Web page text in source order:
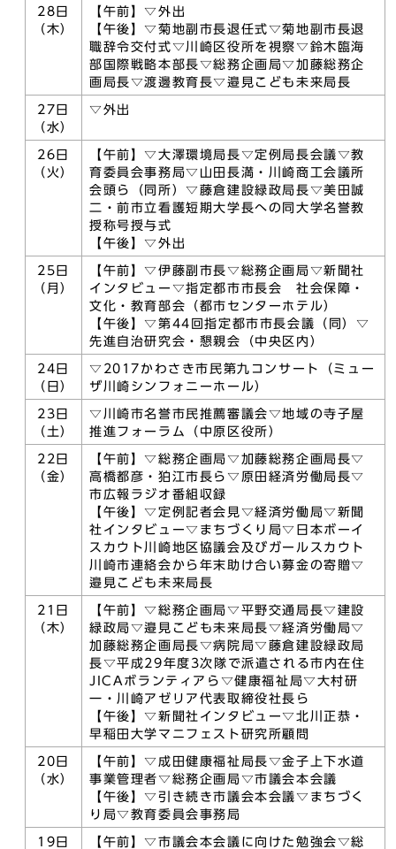
28日
（木）
【午前】▽外出
【午後】▽菊地副市長退任式▽菊地副市長退
職辞令交付式▽川崎区役所を視察▽鈴木臨海
部国際戦略本部長▽総務企画局▽加藤総務企
画局長▽渡邊教育長▽邉見こども未来局長
27日
（水）
▽外出
26日
（火）
【午前】▽大澤環境局長▽定例局長会議▽教
育委員会事務局▽山田長満・川崎商工会議所
会頭ら（同所）▽藤倉建設緑政局長▽美田誠
二・前市立看護短期大学長への同大学名誉教
授称号授与式
【午後】▽外出
25日
（月）
【午前】▽伊藤副市長▽総務企画局▽新聞社
インタビュー▽指定都市市長会 社会保障・
文化・教育部会（都市センターホテル）
【午後】▽第44回指定都市市長会議（同）▽
先進自治研究会・懇親会（中央区内）
24日
（日）
▽2017かわさき市民第九コンサート（ミュー
ザ川崎シンフォニーホール）
23日
（土）
▽川崎市名誉市民推薦審議会▽地域の寺子屋
推進フォーラム（中原区役所）
22日
（金）
【午前】▽総務企画局▽加藤総務企画局長▽
高橋都彦・狛江市長ら▽原田経済労働局長▽
市広報ラジオ番組収録
【午後】▽定例記者会見▽経済労働局▽新聞
社インタビュー▽まちづくり局▽日本ボーイ
スカウト川崎地区協議会及びガールスカウト
川崎市連絡会から年末助け合い募金の寄贈▽
邉見こども未来局長
21日
（木）
【午前】▽総務企画局▽平野交通局長▽建設
緑政局▽邉見こども未来局長▽経済労働局▽
加藤総務企画局長▽病院局▽藤倉建設緑政局
長▽平成29年度3次隊で派遣される市内在住
JICAボランティアら▽健康福祉局▽大村研
一・川崎アゼリア代表取締役社長ら
【午後】▽新聞社インタビュー▽北川正恭・
早稲田大学マニフェスト研究所顧問
20日
（水）
【午前】▽成田健康福祉局長▽金子上下水道
事業管理者▽総務企画局▽市議会本会議
【午後】▽引き続き市議会本会議▽まちづく
り局▽教育委員会事務局
19日
【午前】▽市議会本会議に向けた勉強会▽総